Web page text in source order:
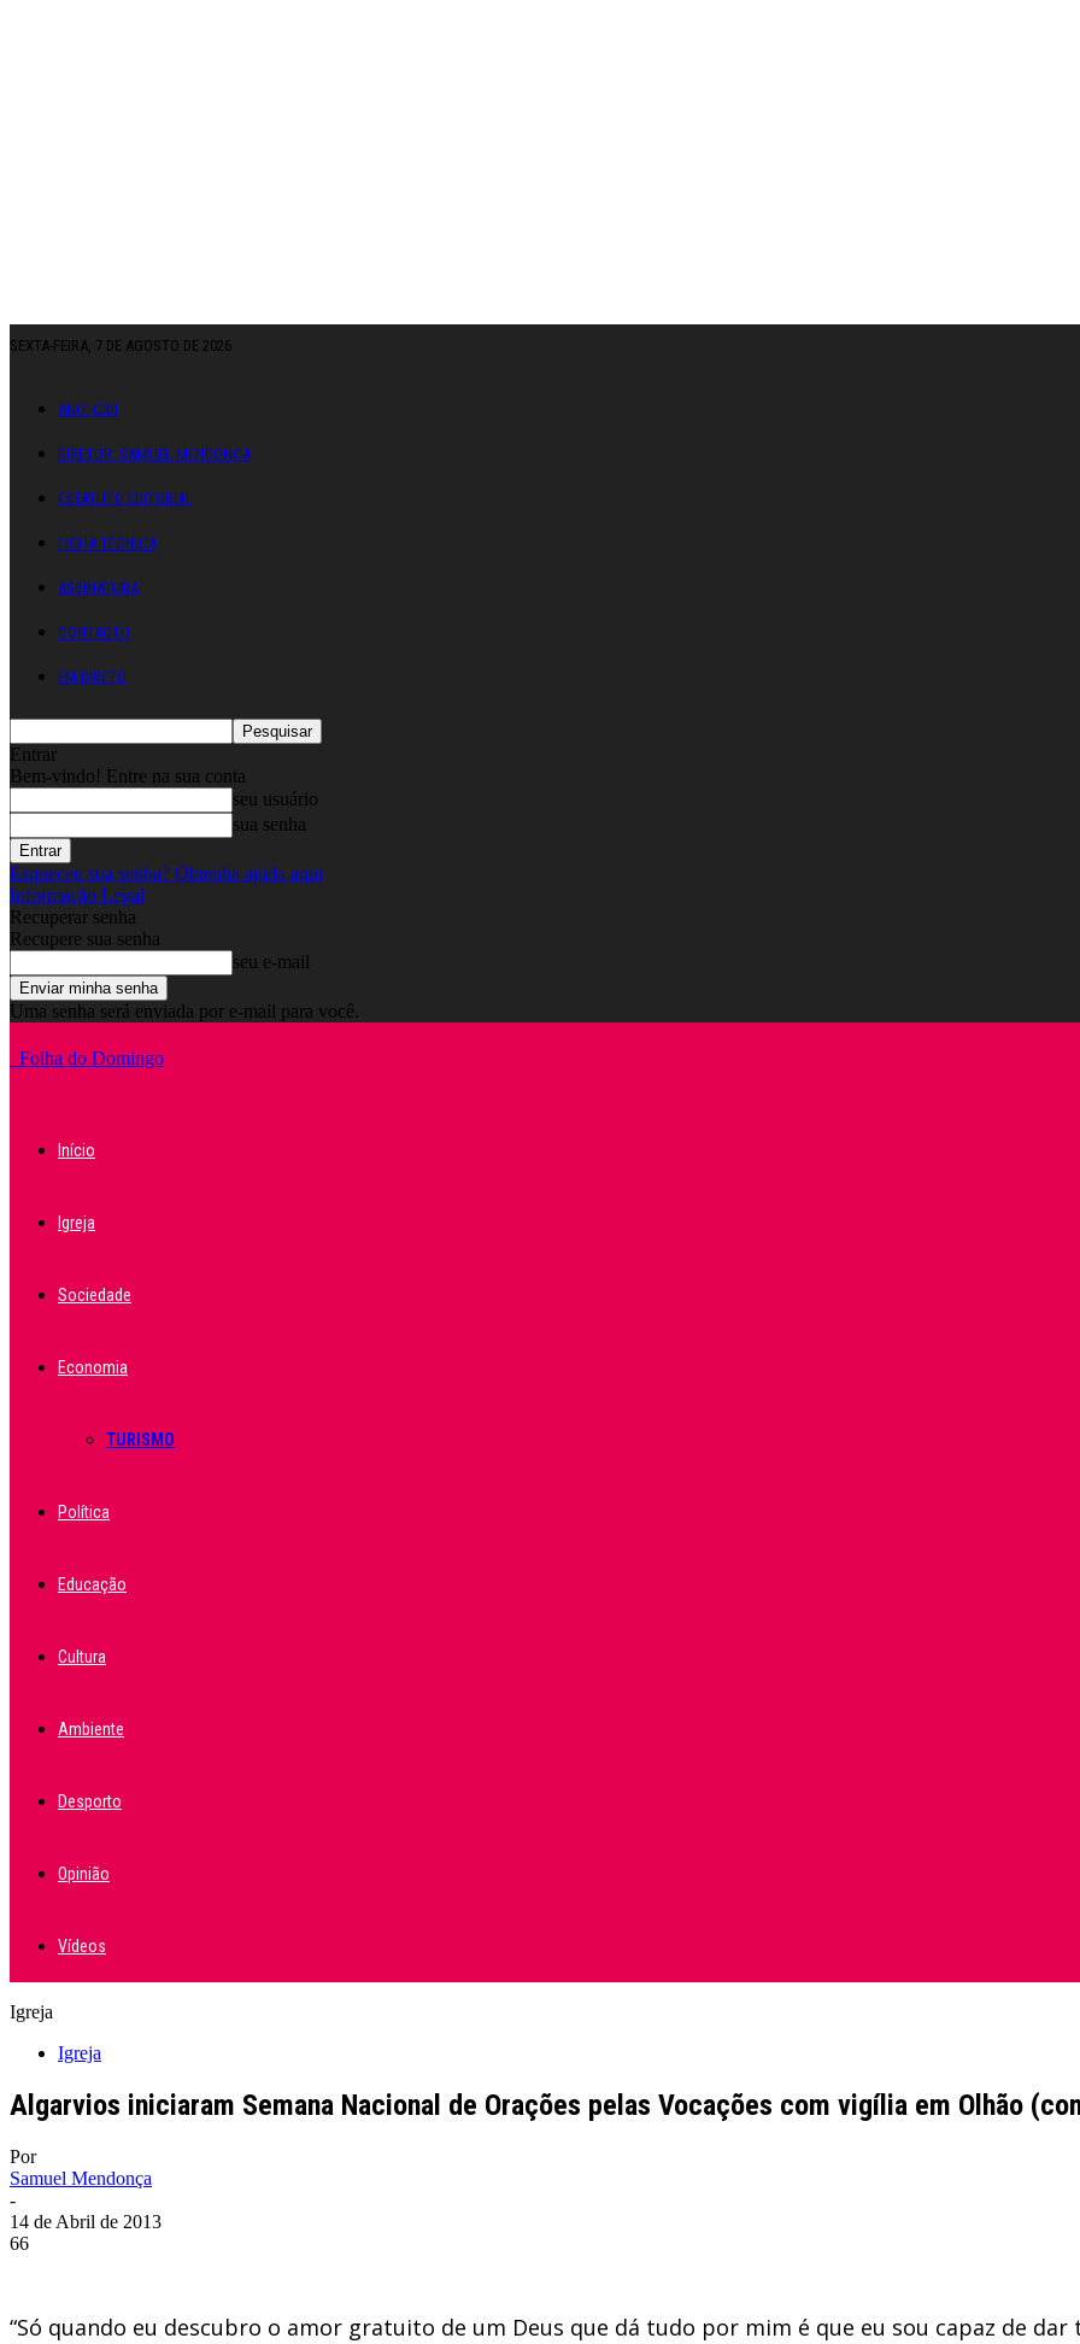
SEXTA-FEIRA, 7 DE AGOSTO DE 2026
ANO: CXII
DIRETOR: SAMUEL MENDONÇA
ESTATUTO EDITORIAL
FICHA TÉCNICA
ASSINATURA
CONTACTO
EM DIRETO
Entrar
Bem-vindo! Entre na sua conta
seu usuário
sua senha
Esqueceu sua senha? Obtenha ajuda aqui
Informação Legal
Recuperar senha
Recupere sua senha
seu e-mail
Uma senha será enviada por e-mail para você.
Folha do Domingo
Início
Igreja
Sociedade
Economia
TURISMO
Política
Educação
Cultura
Ambiente
Desporto
Opinião
Vídeos
Igreja
Igreja
Algarvios iniciaram Semana Nacional de Orações pelas Vocações com vigília em Olhão
Por
Samuel Mendonça
-
14 de Abril de 2013
66
“Só quando eu descubro o amor gratuito de um Deus que dá tudo por mim é que eu sou capaz de